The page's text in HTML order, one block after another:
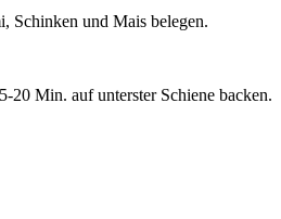
Schinken und Mais belegen.
20 Min. auf unterster Schiene backen.